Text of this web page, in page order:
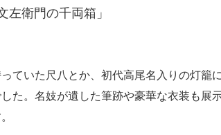
左衛門の千両箱」
ていた尺八とか、初代高尾名入りの灯籠に
た。名妓が遺した筆跡や豪華な衣装も展